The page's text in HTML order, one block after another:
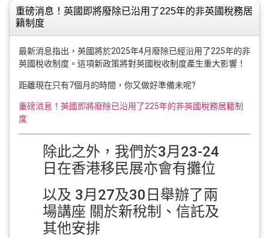
重磅消息！英國即將廢除已沿用了225年的非英國稅務居
籍制度
最新消息指出，英國將於2025年4月廢除已經沿用了225年的非
英國稅收制度。這項新政策將對英國稅收制度產生重大影響！
距離現在只有7個月的時間，你又做好準備未呢?
重磅消息！英國即將廢除已沿用了225年的非英國稅務居籍制
度
除此之外，我們於3月23-24
日在香港移民展亦會有攤位
以及 3月27及30日舉辦了兩
場講座 關於新稅制、信託及
其他安排